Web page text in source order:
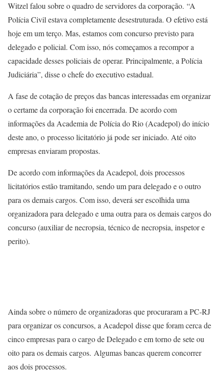
Witzel falou sobre o quadro de servidores da corporação. “A
Polícia Civil estava completamente desestruturada. O efetivo está
hoje em um terço. Mas, estamos com concurso previsto para
delegado e policial. Com isso, nós começamos a recompor a
capacidade desses policiais de operar. Principalmente, a Polícia
Judiciária”, disse o chefe do executivo estadual.
A fase de cotação de preços das bancas interessadas em organizar
o certame da corporação foi encerrada. De acordo com
informações da Academia de Polícia do Rio (Acadepol) do início
deste ano, o processo licitatório já pode ser iniciado. Até oito
empresas enviaram propostas.
De acordo com informações da Acadepol, dois processos
licitatórios estão tramitando, sendo um para delegado e o outro
para os demais cargos. Com isso, deverá ser escolhida uma
organizadora para delegado e uma outra para os demais cargos do
concurso (auxiliar de necropsia, técnico de necropsia, inspetor e
perito).
Ainda sobre o número de organizadoras que procuraram a PC-RJ
para organizar os concursos, a Acadepol disse que foram cerca de
cinco empresas para o cargo de Delegado e em torno de sete ou
oito para os demais cargos. Algumas bancas querem concorrer
aos dois processos.